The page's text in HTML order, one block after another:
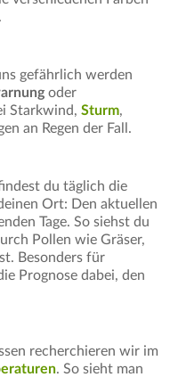
gefährlich werden
oder
Starkwind, Sturm,
an Regen der Fall.
du täglich die
Ort: Den aktuellen
Tage. So siehst du
Pollen wie Gräser,
Besonders für
Prognose dabei, den
recherchieren wir im
. So sieht man